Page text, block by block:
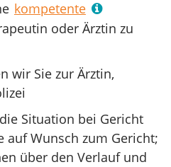
kompetente
oder Ärztin zu
wir Sie zur Ärztin,
Situation bei Gericht
auf Wunsch zum Gericht;
über den Verlauf und